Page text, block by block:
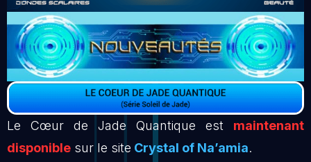
Le Cœur de Jade Quantique est maintenant
disponible sur le site Crystal of Na’amia.